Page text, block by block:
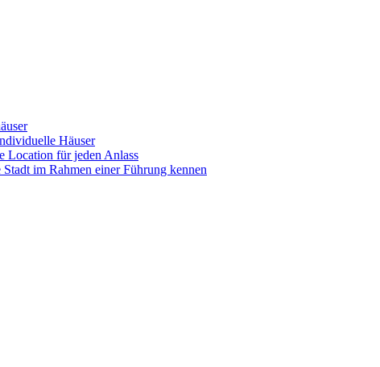
Häuser
Location für jeden Anlass
im Rahmen einer Führung kennen